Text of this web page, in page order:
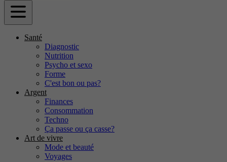
Santé
Diagnostic
Nutrition
Psycho et sexo
Forme
C'est bon ou pas?
Argent
Finances
Consommation
Techno
Ça passe ou ça casse?
Art de vivre
Mode et beauté
Voyages